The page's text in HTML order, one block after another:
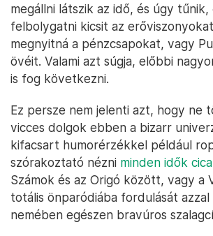
megállni látszik az idő, és úgy
felbolygatni kicsit az
megnyitná a pénzcsapokat, vagy
övéit. Valami azt súgja, előbbi
is fog következni.
Ez persze nem jelenti azt, hogy ne
vicces dolgok ebben a bizarr
kifacsart humorérzékkel például
szórakoztató nézni minden idők
Számok és az Origó között, vagy a
totális önparódiába fordulását azzal
nemében egészen bravúros